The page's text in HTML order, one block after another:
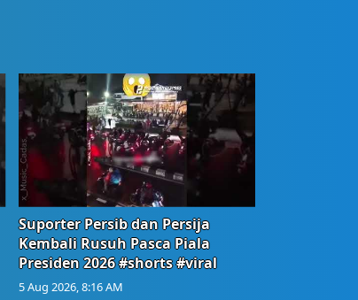
Suporter Persib dan Persija
Kembali Rusuh Pasca Piala
Presiden 2026 #shorts #viral
5 Aug 2026, 8:16 AM